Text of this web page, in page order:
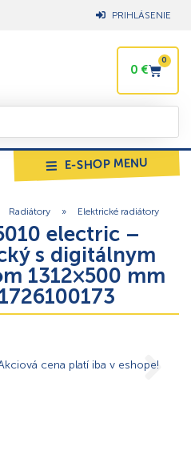
PRIHLÁSENIE
0 €
0
E-SHOP MENU
Radiátory » Elektrické radiátory
electric –
s digitálnym
1312×500 mm
cena platí iba v eshope!